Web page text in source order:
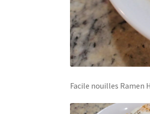
Facile nouilles Ramen